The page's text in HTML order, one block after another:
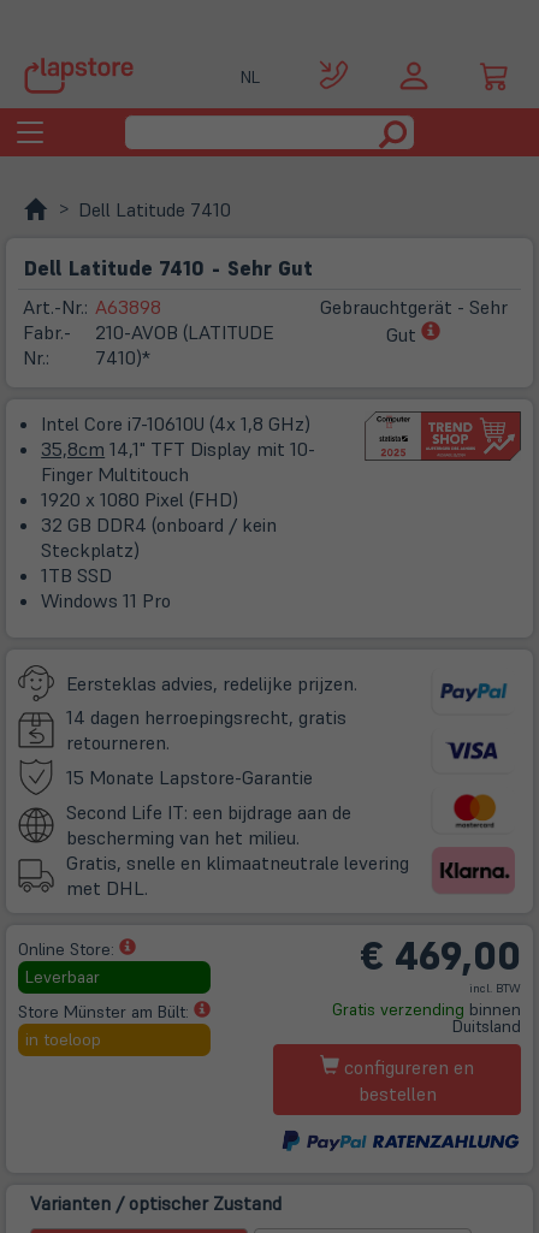
NL
Toggle
navigation
Dell Latitude 7410
Dell Latitude 7410 - Sehr Gut
Art.-Nr.:
Fabr.-
Nr.:
A63898
210-AVOB (LATITUDE
7410)*
Gebrauchtgerät - Sehr
Gut
(öffnet
Tab)
Intel Core i7-10610U (4x 1,8 GHz)
35,8cm 14,1" TFT Display mit 10-
Finger Multitouch
1920 x 1080 Pixel (FHD)
32 GB DDR4 (onboard / kein
Steckplatz)
1TB SSD
Windows 11 Pro
Eersteklas advies, redelijke prijzen.
14 dagen herroepingsrecht, gratis
retourneren.
15 Monate Lapstore-Garantie
neuem
Tab)
Second Life IT: een bijdrage aan de
bescherming van het milieu.
Gratis, snelle en klimaatneutrale levering
met DHL.
Online Store:
(öffnet
neuem
Tab)
Leverbaar
Store Münster am Bült:
(öffnet
in
neuem
in toeloop
€ 469,00
incl. BTW
Gratis verzending binnen
Duitsland
configureren en
bestellen
Varianten / optischer Zustand